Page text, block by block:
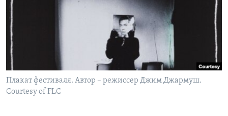
Learning English
СОЦИАЛЬНЫЕ СЕТИ
Языки
Плакат фестиваля. Автор – режиссер Джим Джармуш.
Courtesy of FLC